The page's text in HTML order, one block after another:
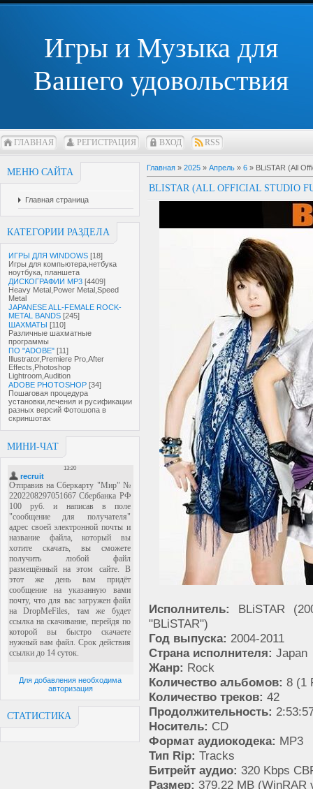
Игры и Музыка для
Вашего удовольствия
ГЛАВНАЯ РЕГИСТРАЦИЯ ВХОД RSS
МЕНЮ САЙТА
Главная страница
КАТЕГОРИИ РАЗДЕЛА
ИГРЫ ДЛЯ WINDOWS [18]
Игры для компьютера,нетбука
ноутбука, планшета
ДИСКОГРАФИИ MP3 [4409]
Heavy Metal,Power Metal,Speed
Metal
JAPANESE ALL-FEMALE ROCK-
METAL BANDS [245]
ШАХМАТЫ [110]
Различные шахматные
программы
ПО "ADOBE" [11]
Illustrator,Premiere Pro,After
Effects,Photoshop
Lightroom,Audition
ADOBE PHOTOSHOP [34]
Пошаговая процедура
установки,лечения и русификации
разных версий Фотошопа в
скриншотах
МИНИ-ЧАТ
Для добавления необходима
авторизация
СТАТИСТИКА
Главная » 2025 » Апрель » 6 » BLiSTAR (All
BLISTAR (ALL OFFICIAL STUDIO
Исполнитель: BLiSTAR
"BLiSTAR")
Год выпуска: 2004-2011
Страна исполнителя: Japan
Жанр: Rock
Количество альбомов: 8 (1
Количество треков: 42
Продолжительность:
Носитель: CD
Формат аудиокодека: MP3
Тип Rip: Tracks
Битрейт аудио: 320 Kbps
Размер: 379,22 MB (WinRAR